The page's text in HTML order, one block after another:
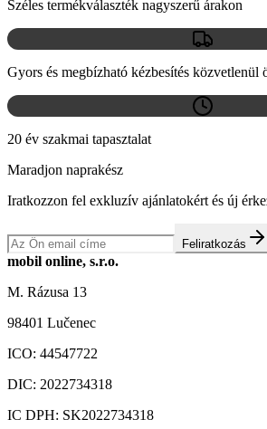
Széles termékválaszték nagyszerű árakon
Gyors és megbízható kézbesítés közvetlenül
20 év szakmai tapasztalat
Maradjon naprakész
Iratkozzon fel exkluzív ajánlatokért és új
Feliratkozás
mobil online, s.r.o.
M. Rázusa 13
98401 Lučenec
ICO: 44547722
DIC: 2022734318
IC DPH: SK2022734318